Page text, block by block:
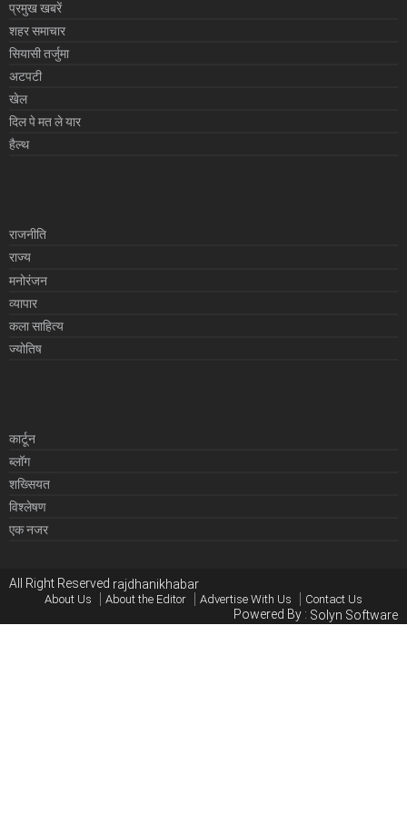
प्रमुख खबरें
शहर समाचार
सियासी तर्जुमा
अटपटी
खेल
दिल पे मत ले यार
हैल्थ
राजनीति
राज्य
मनोरंजन
व्यापार
कला साहित्य
ज्योतिष
कार्टून
ब्लॉग
शख्सियत
विश्लेषण
एक नजर
All Right Reserved rajdhanikhabar
About Us About the Editor Advertise With Us Contact Us
Powered By : Solyn Software